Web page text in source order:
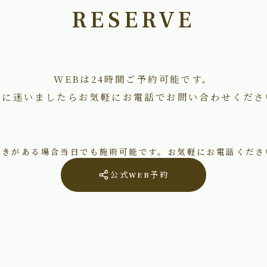
RESERVE
WEBは24時間ご予約可能です。
迷いましたらお気軽にお電話でお問い合わせくださ
がある場合当日でも施術可能です。お気軽にお電話くださ
公式WEB予約